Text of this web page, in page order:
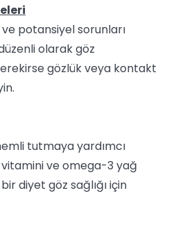
ve potansiyel sorunları
olarak göz
gözlük veya kontakt
tutmaya yardımcı
vitamini ve omega-3 yağ
diyet göz sağlığı için